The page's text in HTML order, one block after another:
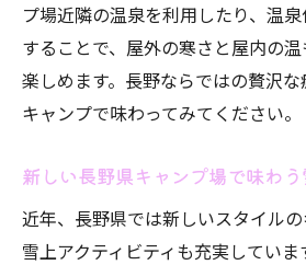
プ場近隣の温泉を利用したり、温
することで、屋外の寒さと屋内の
楽しめます。長野ならではの贅沢
キャンプで味わってみてください。
新しい長野県キャンプ場で味わ
近年、長野県では新しいスタイルの
雪上アクティビティも充実してい